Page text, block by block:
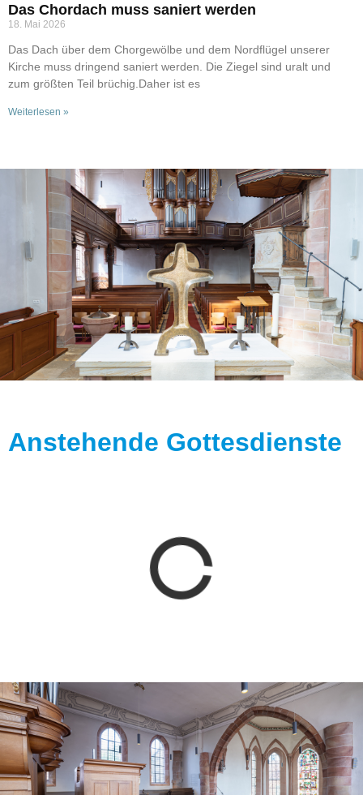
Das Chordach muss saniert werden
18. Mai 2026
Das Dach über dem Chorgewölbe und dem Nordflügel unserer
Kirche muss dringend saniert werden. Die Ziegel sind uralt und
zum größten Teil brüchig.Daher ist es
Weiterlesen »
Anstehende Gottesdienste